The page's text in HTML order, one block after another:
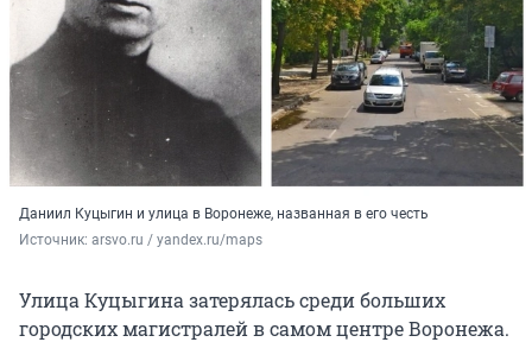
Даниил Куцыгин и улица в Воронеже, названная в его честь
Источник: arsvo.ru / yandex.ru/maps
Улица Куцыгина затерялась среди больших
городских магистралей в самом центре Воронежа.